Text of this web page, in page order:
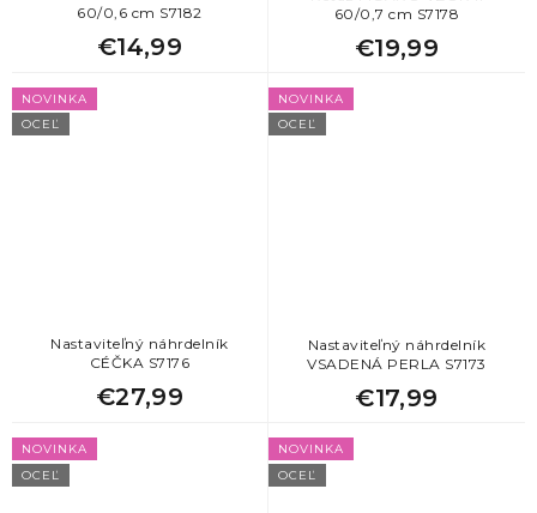
60/0,6 cm S7182
€14,99
60/0,7 cm S7178
€19,99
NOVINKA
OCEĽ
Nastaviteľný náhrdelník
CÉČKA S7176
€27,99
NOVINKA
OCEĽ
Nastaviteľný náhrdelník
VSADENÁ PERLA S7173
€17,99
NOVINKA
OCEĽ
NOVINKA
OCEĽ